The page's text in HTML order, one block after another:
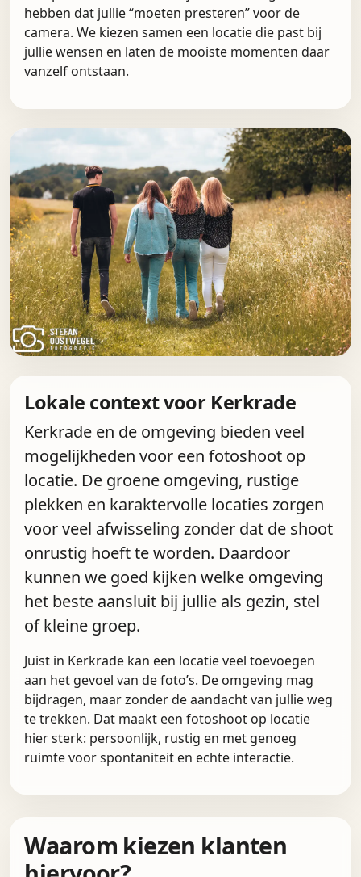
hebben dat jullie “moeten presteren” voor de
camera. We kiezen samen een locatie die past bij
jullie wensen en laten de mooiste momenten daar
vanzelf ontstaan.
Lokale context voor Kerkrade
Kerkrade en de omgeving bieden veel
mogelijkheden voor een fotoshoot op
locatie. De groene omgeving, rustige
plekken en karaktervolle locaties zorgen
voor veel afwisseling zonder dat de shoot
onrustig hoeft te worden. Daardoor
kunnen we goed kijken welke omgeving
het beste aansluit bij jullie als gezin, stel
of kleine groep.
Juist in Kerkrade kan een locatie veel toevoegen
aan het gevoel van de foto’s. De omgeving mag
bijdragen, maar zonder de aandacht van jullie weg
te trekken. Dat maakt een fotoshoot op locatie
hier sterk: persoonlijk, rustig en met genoeg
ruimte voor spontaniteit en echte interactie.
Waarom kiezen klanten